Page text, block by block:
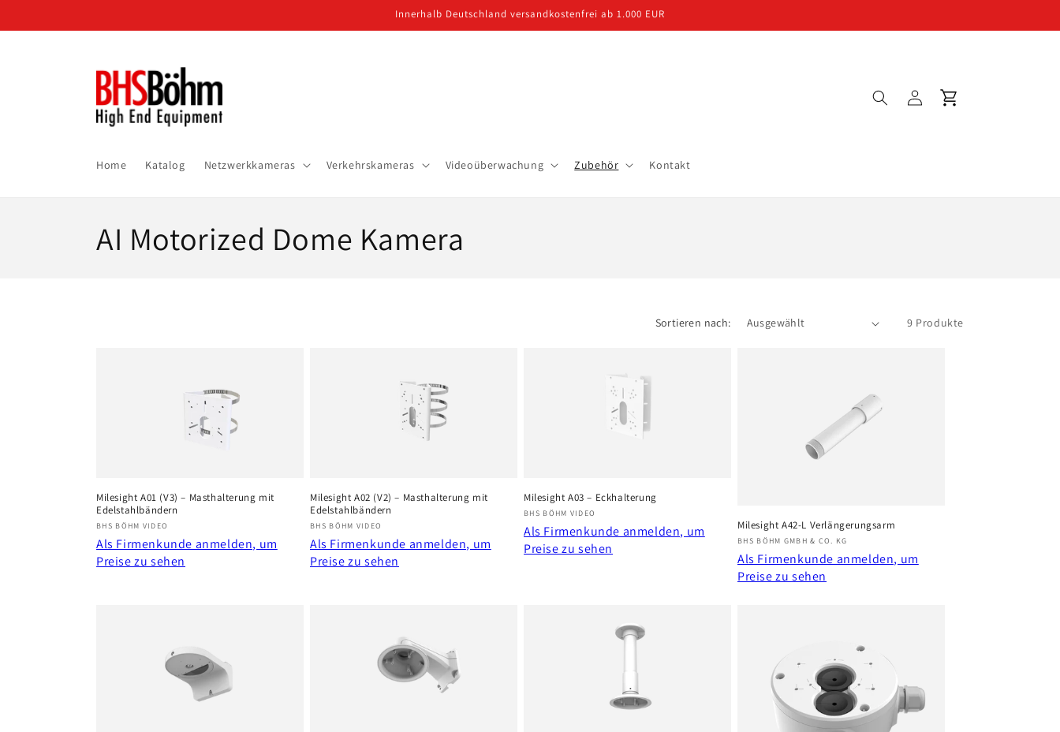
Inhalt
Innerhalb Deutschland versandkostenfrei ab 1.000 EUR
Home Katalog Netzwerkkameras Verkehrskameras Videoüberwachung Zubehör Kontakt
EinloggenWarenkorb
K
r
i
e
AI Motorized Dome Kamera
Sortieren nach: 9 Produkte
Milesight A01 (V3) – Masthalterung mit
Edelstahlbändern
Anbieter:
BHS BÖHM VIDEO
Als Firmenkunde anmelden, um
Preise zu sehen
Milesight A02 (V2) – Masthalterung mit
Edelstahlbändern
Anbieter:
BHS BÖHM VIDEO
Als Firmenkunde anmelden, um
Preise zu sehen
Milesight A03 – Eckhalterung
Anbieter:
BHS BÖHM VIDEO
Als Firmenkunde anmelden, um
Preise zu sehen
Milesight A42-L Verlängerungsarm
Anbieter:
BHS BÖHM GMBH & CO. KG
Als Firmenkunde anmelden, um
Preise zu sehen